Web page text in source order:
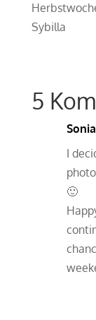
Sybilla
5
Sonia
I
🙂